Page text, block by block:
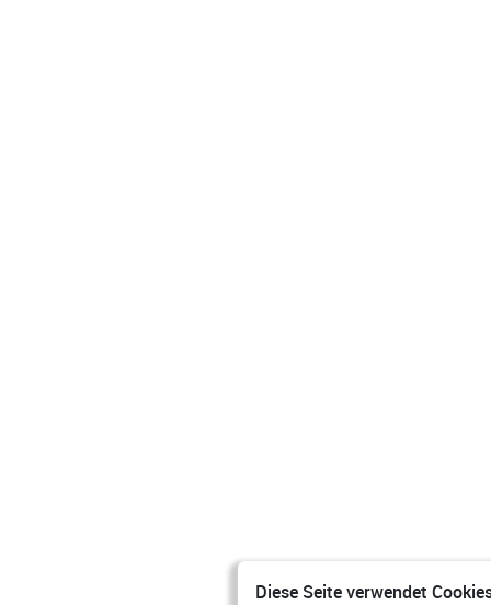
Diese Seite verwendet